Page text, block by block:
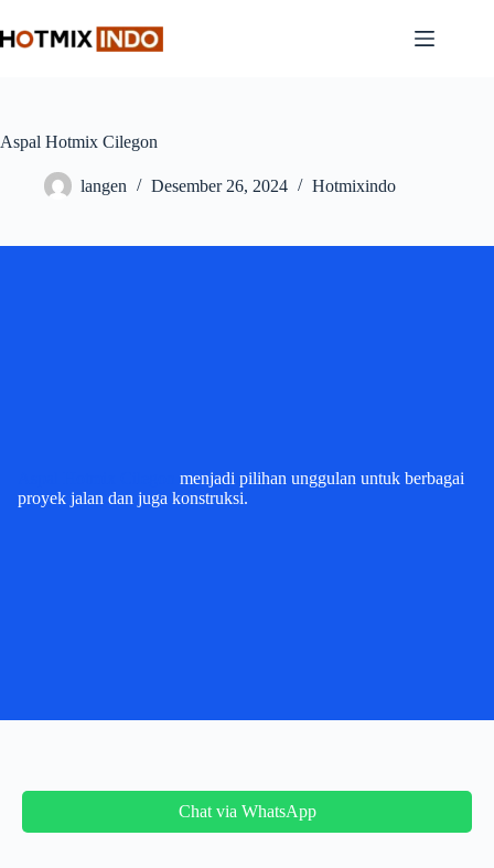
to
content
Aspal Hotmix Cilegon
langen Desember 26, 2024 Hotmixindo
menjadi pilihan unggulan untuk berbagai
proyek jalan dan juga konstruksi.
Chat via WhatsApp